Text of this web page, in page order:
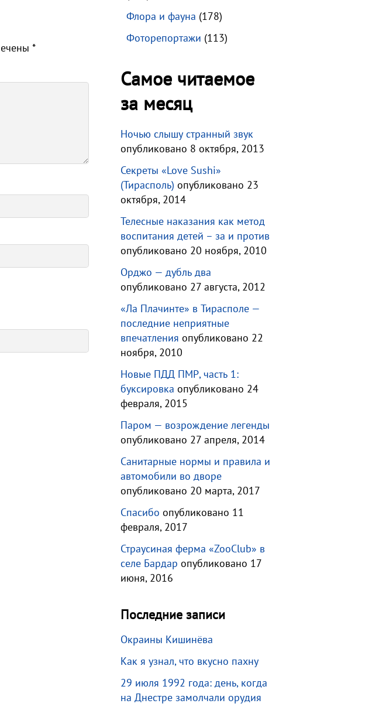
*
Флора и фауна (178)
Фоторепортажи (113)
Самое читаемое
за месяц
Ночью слышу странный звук
опубликовано 8 октября, 2013
Секреты «Love Sushi»
(Тирасполь) опубликовано 23
октября, 2014
Телесные наказания как метод
воспитания детей – за и против
опубликовано 20 ноября, 2010
Орджо — дубль два
опубликовано 27 августа, 2012
«Ла Плачинте» в Тирасполе —
последние неприятные
впечатления опубликовано 22
ноября, 2010
Новые ПДД ПМР, часть 1:
буксировка опубликовано 24
февраля, 2015
Паром — возрождение легенды
опубликовано 27 апреля, 2014
Санитарные нормы и правила и
автомобили во дворе
опубликовано 20 марта, 2017
Спасибо опубликовано 11
февраля, 2017
Страусиная ферма «ZooClub» в
селе Бардар опубликовано 17
июня, 2016
Последние записи
Окраины Кишинёва
Как я узнал, что вкусно пахну
29 июля 1992 года: день, когда
на Днестре замолчали орудия